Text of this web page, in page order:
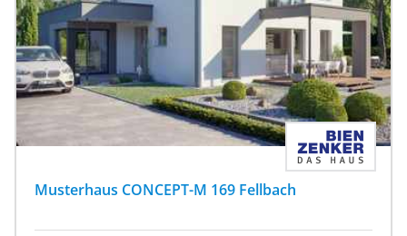
Musterhaus CONCEPT-M 169 Fellbach